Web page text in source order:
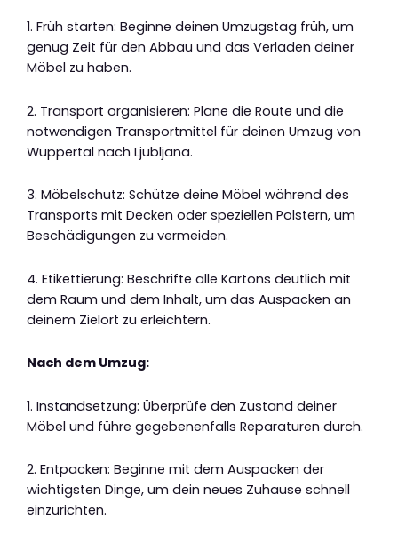
1. Früh starten: Beginne deinen Umzugstag früh, um
genug Zeit für den Abbau und das Verladen deiner
Möbel zu haben.
2. Transport organisieren: Plane die Route und die
notwendigen Transportmittel für deinen Umzug von
Wuppertal nach Ljubljana.
3. Möbelschutz: Schütze deine Möbel während des
Transports mit Decken oder speziellen Polstern, um
Beschädigungen zu vermeiden.
4. Etikettierung: Beschrifte alle Kartons deutlich mit
dem Raum und dem Inhalt, um das Auspacken an
deinem Zielort zu erleichtern.
Nach dem Umzug:
1. Instandsetzung: Überprüfe den Zustand deiner
Möbel und führe gegebenenfalls Reparaturen durch.
2. Entpacken: Beginne mit dem Auspacken der
wichtigsten Dinge, um dein neues Zuhause schnell
einzurichten.